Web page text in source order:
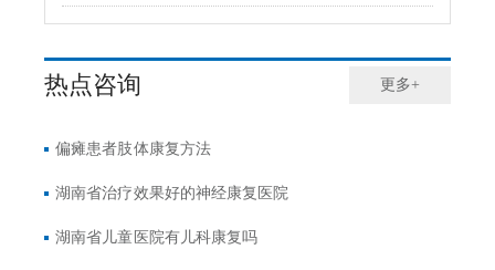
热点咨询 更多+
偏瘫患者肢体康复方法
湖南省治疗效果好的神经康复医院
湖南省儿童医院有儿科康复吗